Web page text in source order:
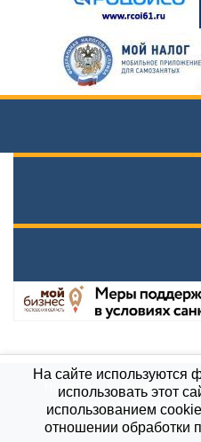
Новости
Документы
Противодействие
МБОУ \"Гимназия
На сайте
использовать этот
использованием
отношении обработки